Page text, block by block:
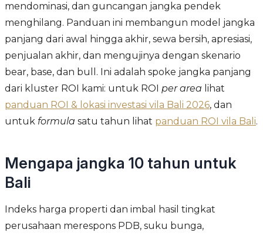
mendominasi, dan guncangan jangka pendek
menghilang. Panduan ini membangun model jangka
panjang dari awal hingga akhir, sewa bersih, apresiasi,
penjualan akhir, dan mengujinya dengan skenario
bear, base, dan bull. Ini adalah spoke jangka panjang
dari kluster ROI kami: untuk ROI per area lihat
panduan ROI & lokasi investasi vila Bali 2026, dan
untuk formula satu tahun lihat panduan ROI vila Bali.
Mengapa jangka 10 tahun untuk
Bali
Indeks harga properti dan imbal hasil tingkat
perusahaan merespons PDB, suku bunga,